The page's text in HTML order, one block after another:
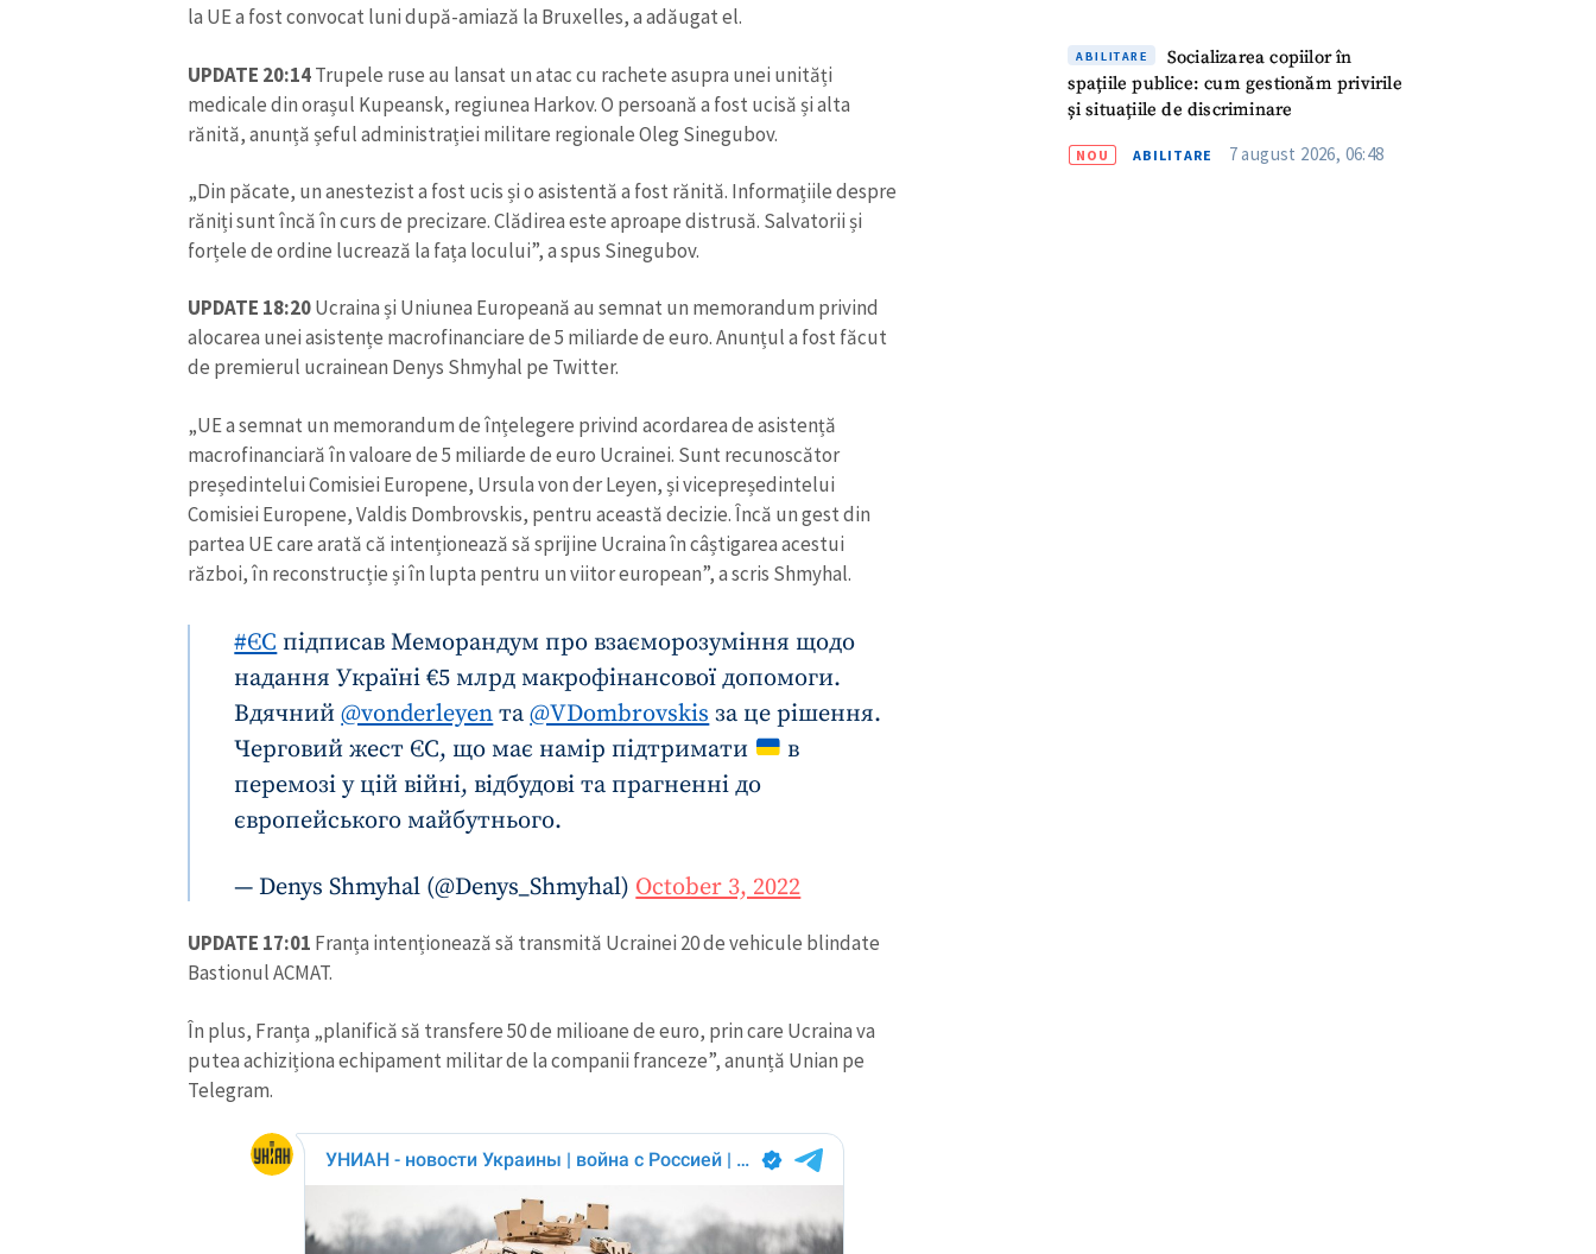
la UE a fost convocat luni după-amiază la Bruxelles, a adăugat el.
UPDATE 20:14Trupele ruse au lansat un atac cu rachete asupra unei unități
medicale din orașul Kupeansk, regiunea Harkov. O persoană a fost ucisă și alta
rănită, anunță șeful administrației militare regionale Oleg Sinegubov.
„Din păcate, un anestezist a fost ucis și o asistentă a fost rănită. Informațiile despre
răniți sunt încă în curs de precizare. Clădirea este aproape distrusă. Salvatorii și
forțele de ordine lucrează la fața locului”, a spus Sinegubov.
UPDATE 18:20Ucraina și Uniunea Europeană au semnat un memorandum privind
alocarea unei asistențe macrofinanciare de 5 miliarde de euro. Anunțul a fost făcut
de premierul ucrainean Denys Shmyhal pe Twitter.
„UE a semnat un memorandum de înțelegere privind acordarea de asistență
macrofinanciară în valoare de 5 miliarde de euro Ucrainei. Sunt recunoscător
președintelui Comisiei Europene, Ursula von der Leyen, și vicepreședintelui
Comisiei Europene, Valdis Dombrovskis, pentru această decizie. Încă un gest din
partea UE care arată că intenționează să sprijine Ucraina în câștigarea acestui
război, în reconstrucție și în lupta pentru un viitor european”, a scris Shmyhal.
#ЄС підписав Меморандум про взаєморозуміння щодо
надання Україні €5 млрд макрофінансової допомоги.
Вдячний@vonderleyenта@VDombrovskis за це рішення.
Черговий жест ЄС, що має намір підтримати
в
перемозі у цій війні, відбудові та прагненні до
європейського майбутнього.
— Denys Shmyhal (@Denys_Shmyhal) October 3, 2022
UPDATE 17:01 Franța intenționează să transmită Ucrainei 20 de vehicule blindate
Bastionul ACMAT.
În plus, Franța „planifică să transfere 50 de milioane de euro, prin care Ucraina va
putea achiziționa echipament militar de la companii franceze”, anunță Unian pe
Telegram.
ABILITARE
Socializarea copiilor în
spațiile publice: cum gestionăm privirile
și situațiile de discriminare
NOU ABILITARE 7 august 2026, 06:48